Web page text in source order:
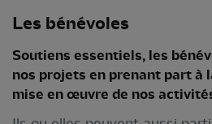
Les bénévoles
Soutiens essentiels, les
nos projets en prenant part à
mise en œuvre de nos